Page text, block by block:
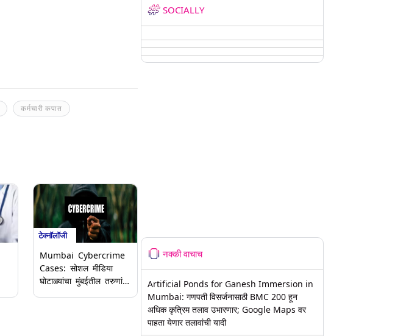
कर्मचारी कपात
टेक्नॉलॉजी
Mumbai Cybercrime
Cases: सोशल मीडिया
घोटाळ्यांचा मुंबईतील तरुणांना
SOCIALLY
नक्की वाचाच
Artificial Ponds for Ganesh Immersion in
Mumbai: गणपती विसर्जनासाठी BMC 200 हून
अधिक कृत्रिम तलाव उभारणार; Google Maps वर
पाहता येणार तलावांची यादी